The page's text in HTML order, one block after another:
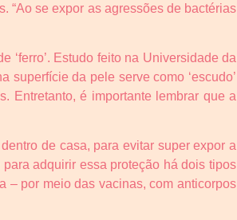
“Ao se expor as agressões de bactérias
‘ferro’. Estudo feito na Universidade da
da pele serve como ‘escudo’
Entretanto, é importante lembrar que a
de casa, para evitar super expor a
adquirir essa proteção há dois tipos
– por meio das vacinas, com anticorpos